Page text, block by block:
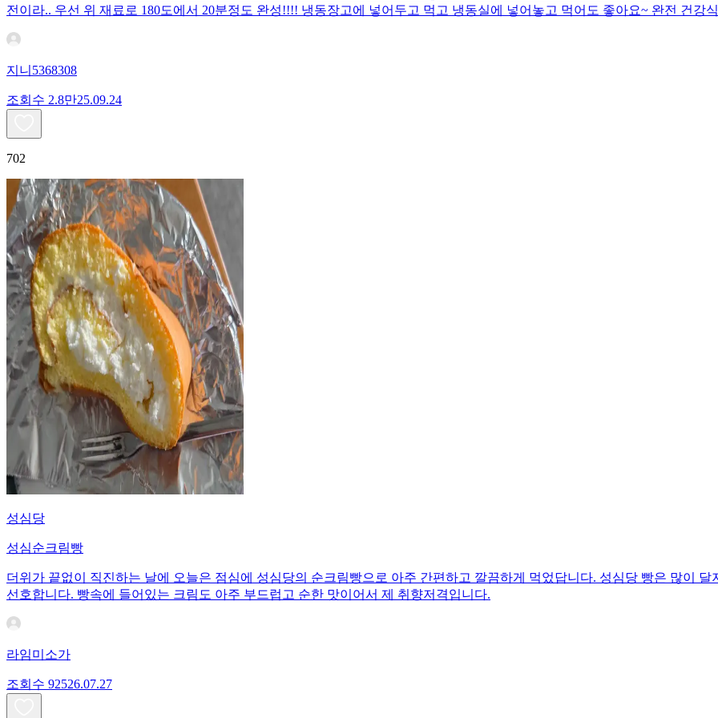
전이라.. 우선 위 재료로 180도에서 20분정도 완성!!!! 냉동장고에 넣어두고 먹고 냉동실에 넣어놓고 먹어도 좋아요~ 완전 건강
지니5368308
조회수 2.8만25.09.24
702
성심당
성심순크림빵
더위가 끝없이 직진하는 날에 오늘은 점심에 성심당의 순크림빵으로 아주 간편하고 깔끔하게 먹었답니다. 성심당 빵은 많이
선호합니다. 빵속에 들어있는 크림도 아주 부드럽고 순한 맛이어서 제 취향저격입니다.
라임미소가
조회수 92526.07.27